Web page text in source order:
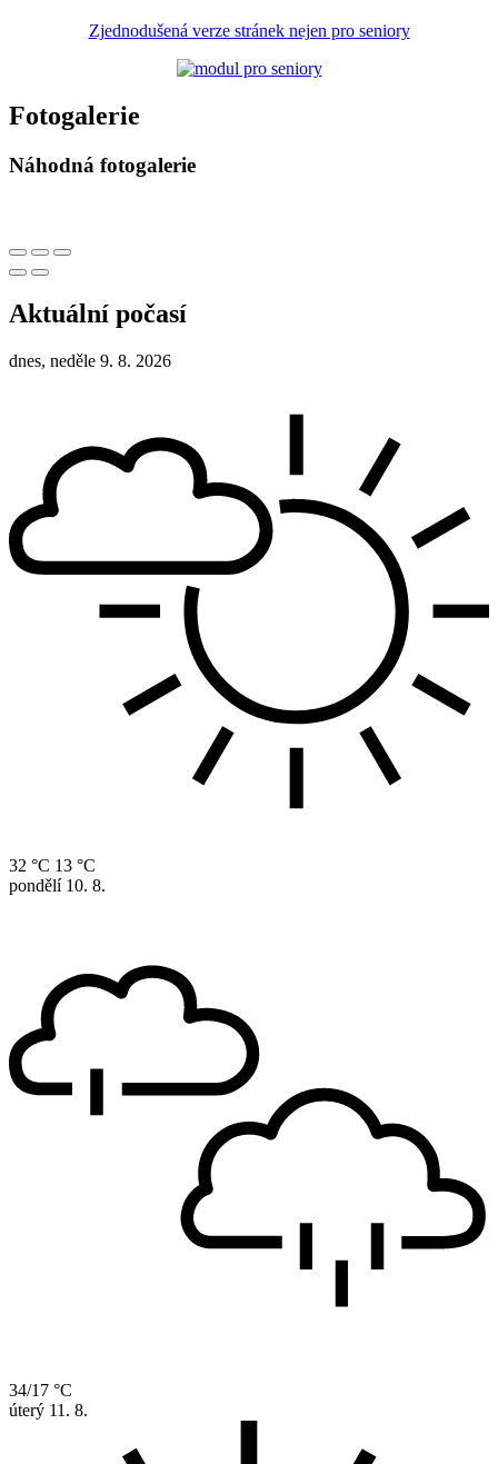
Zjednodušená verze stránek nejen pro seniory
Fotogalerie
Náhodná fotogalerie
Aktuální počasí
dnes, neděle 9. 8. 2026
32 °C 13 °C
pondělí 10. 8.
34/17 °C
úterý 11. 8.